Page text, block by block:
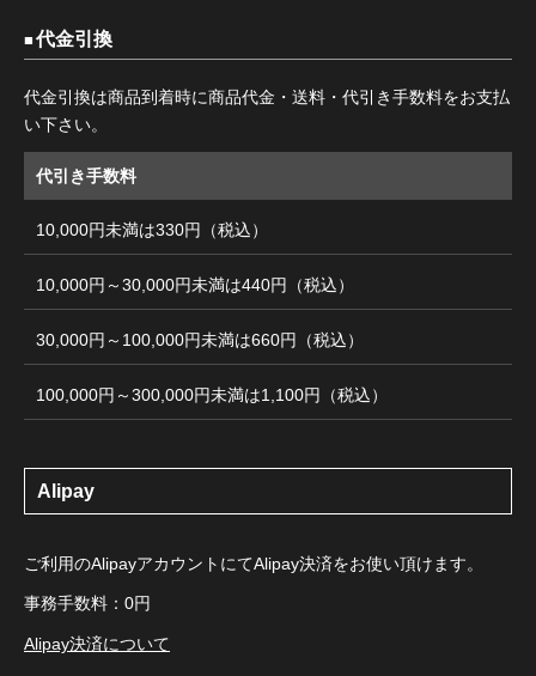
代金引換
代金引換は商品到着時に商品代金・送料・代引き手数料をお支払
い下さい。
代引き手数料
10,000円未満は330円（税込）
10,000円～30,000円未満は440円（税込）
30,000円～100,000円未満は660円（税込）
100,000円～300,000円未満は1,100円（税込）
Alipay
ご利用のAlipayアカウントにてAlipay決済をお使い頂けます。
事務手数料：0円
Alipay決済について